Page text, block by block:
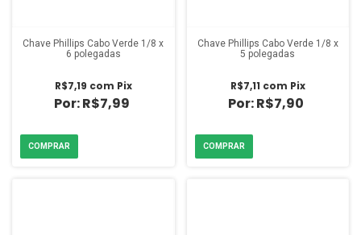
Chave Phillips Cabo Verde 1/8 x
6 polegadas
R$7,99
R$7,19 com Pix
Chave Phillips Cabo Verde 1/8 x
5 polegadas
R$7,90
R$7,11 com Pix